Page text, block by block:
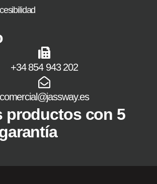
+34 854 943 202
comercial@jassway.es
productos con 5